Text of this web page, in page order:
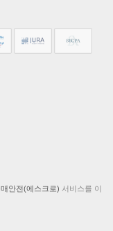
매안전(에스크로) 서비스를 이